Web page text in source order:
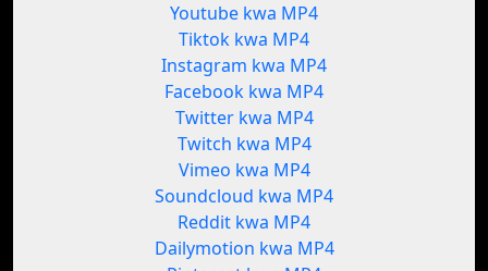
Youtube kwa MP4
Tiktok kwa MP4
Instagram kwa MP4
Facebook kwa MP4
Twitter kwa MP4
Twitch kwa MP4
Vimeo kwa MP4
Soundcloud kwa MP4
Reddit kwa MP4
Dailymotion kwa MP4